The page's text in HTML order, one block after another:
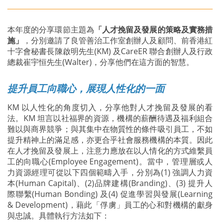
本年度的分享環節主題為 「人才挽留及發展的策略及實務措
施」
，分別邀請了良管善治工作室創辦人及顧問、前香港紅
十字會秘書長陳啟明先生(KM) 及CareER 聯合創辦人及行政
總裁崔宇恒先生(Walter)，分享他們在這方面的智慧。
提升員工向職心，展現人性化的一面
KM 以人性化的角度切入，分享他對人才挽留及發展的看
法。KM 坦言以社福界的資源，機構的薪酬待遇及福利組合
難以與商界競爭；與其集中在物質性的條件吸引員工，不如
提升精神上的滿足感，亦更合乎社會服務機構的本質。因此
在人才挽留及發展上，注意力應放在以人情化的方式維繫員
工的向職心(Employee Engagement)。當中，管理層或人
力資源經理可從以下四個範疇入手，分別為(1) 強調人力資
本(Human Capital)、(2)品牌建構(Branding)、(3) 提升人
際聯繫(Human Bonding) 及(4) 促進學習與發展(Learning
& Development)，藉此「俘虜」員工的心和對機構的獻身
與忠誠。具體執行方法如下：